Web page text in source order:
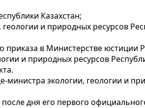
Казахстан;
и природных ресурсов
приказа в Министерстве юстиции
и природных ресурсов
экологии, геологии и
дня его первого